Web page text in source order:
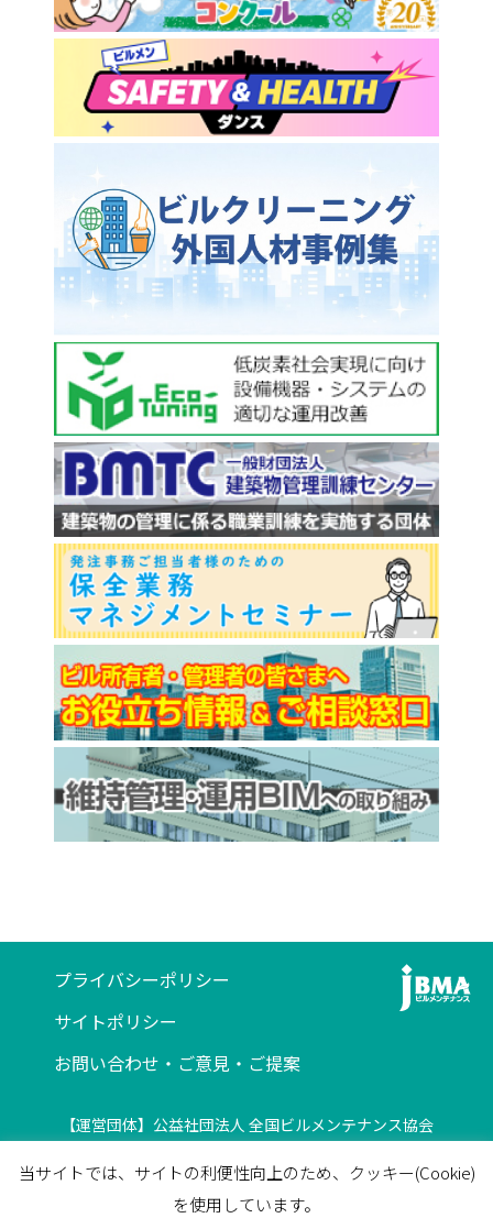
プライバシーポリシー
サイトポリシー
お問い合わせ・ご意見・ご提案
【運営団体】公益社団法人 全国ビルメンテナンス協会
ビルメンテナンス会館5F
03-3805-7560 / FAX 03-3805-7561
当サイトでは、サイトの利便性向上のため、クッキー(Cookie)
を使用しています。